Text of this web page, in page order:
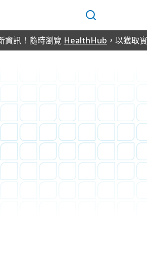
搜
尋
資訊！隨時瀏覽 HealthHub ，以獲取